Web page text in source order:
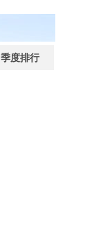
季度排行